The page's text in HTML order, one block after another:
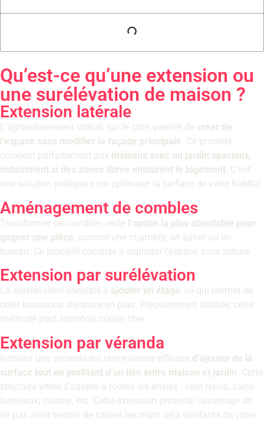
Qu’est-ce qu’une extension ou
une surélévation de maison ?
Extension latérale
L’agrandissement latéral, sur le côté, permet de créer de
l’espace sans modifier la façade principale . Ce procédé
convient parfaitement aux maisons avec un jardin spacieux,
notamment si des zones libres entourent le logement . C’est
une solution pratique pour optimiser la surface de votre habitat.
Aménagement de combles
Transformer les combles reste l’option la plus abordable pour
gagner une pièce, comme une chambre, un salon ou un
bureau. Ce procédé consiste à exploiter l’espace sous toiture.
Extension par surélévation
La surélévation consiste à ajouter un étage, ce qui permet de
créer beaucoup d’espace en plus. Fréquemment utilisée, cette
méthode peut toutefois coûter cher.
Extension par véranda
Installer une véranda est une manière efficace d’ajouter de la
surface tout en profitant d’un lien entre maison et jardin . Cette
structure vitrée s’adapte à toutes les envies : coin repos, salon
lumineux, cuisine, etc. Cette extension présente l’avantage de
ne pas avoir besoin de casser les murs déjà existants de votre